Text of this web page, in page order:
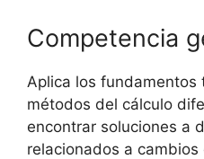
Competencia
Aplica los fundamentos
métodos del cálculo
encontrar soluciones a
relacionados a